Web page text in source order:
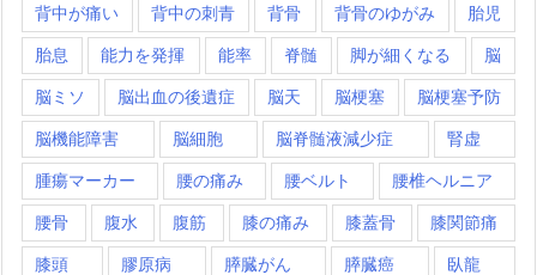
背中が痛い 背中の刺青 背骨 背骨のゆがみ 胎児
胎息 能力を発揮 能率 脊髄 脚が細くなる 脳
脳ミソ 脳出血の後遺症 脳天 脳梗塞 脳梗塞予防
脳機能障害 脳細胞 脳脊髄液減少症 腎虚
腫瘍マーカー 腰の痛み 腰ベルト 腰椎ヘルニア
腰骨 腹水 腹筋 膝の痛み 膝蓋骨 膝関節痛
膝頭 膠原病 膵臓がん 膵臓癌 臥龍